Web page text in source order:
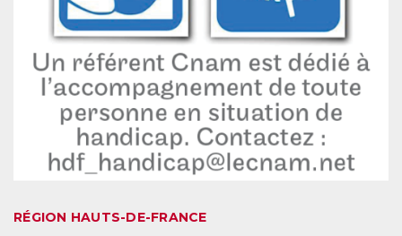
RÉGION HAUTS-DE-FRANCE